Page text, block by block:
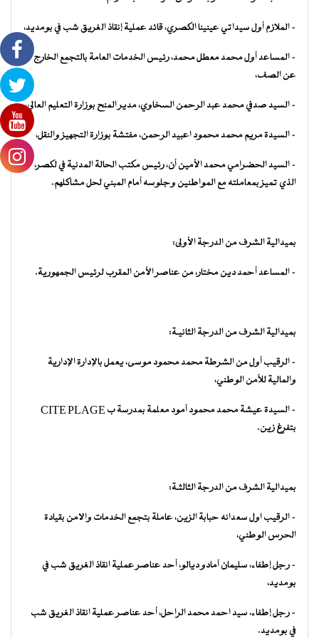
– الملازم أول سيداتي عينينا الكصري، قائد عملية إنقاذ الغريق شب في بومديد،
– المساعد أول محمد معطل محمد، رئيس الخدمات العامة بالتجمع الخارج
عن الصف،
– السيد صدفي محمد عبد الرحمن السخاوي، مدير المنح بوزارة التعليم العالي،
– السيدة مريم محمد محمود اعبيد الرحمن، مفتشة بوزارة التجهيز والنقل،
– السيد الحضرامي محمد الأمين أن، رئيس مكتب الحالة المدنية في لكصر،
الذي تميز بمعاملته مع المواطنين وجلوسه أمام المبني لحل مشاكلهم.
بميدالية الشرف من الدرجة الأولى:
– المساعد أحمد دين مختار، من عناصر الأمن المقرب لرئيس الجمهورية.
بميدالية الشرف من الدرجة الثانيـة:
– الرقيب أول من الشرطة محمد محمود موسى، يعمل بالإدارة الإدارية
والمالية للأمن الوطني،
– السيدة عيشة محمد محمود آمود معلمة بمدرسة ب CITE PLAGE
بتفرغ زين.
بميدالية الشرف من الدرجة الثالثـة:
– الرقيب اول سعدانه حبابة الزين، عاملة بتجمع الخدمات والامن بقيادة
الحرس الوطني،
– رجل إطفاء، سليمان آمادو ديالو، أحد عناصر عملية انقاذ الغريق شب في
بومديد،
– رجل إطفاء، سيد احمد محمد الراحل، أحد عناصر عملية انقاذ الغريق شب
في بومديد.